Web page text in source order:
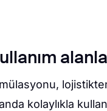
kolaylıkla